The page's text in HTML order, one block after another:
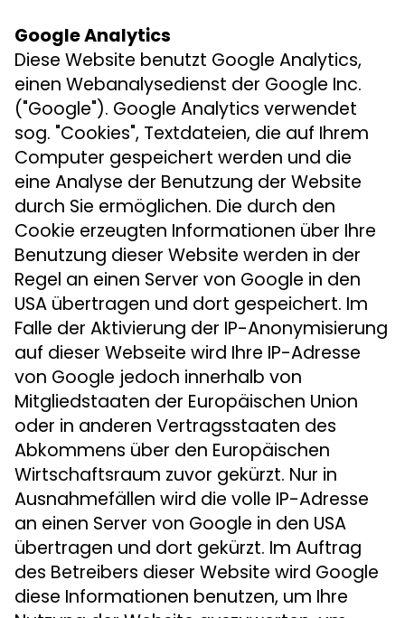
Google Analytics
Diese Website benutzt Google Analytics,
einen Webanalysedienst der Google Inc.
("Google"). Google Analytics verwendet
sog. "Cookies", Textdateien, die auf Ihrem
Computer gespeichert werden und die
eine Analyse der Benutzung der Website
durch Sie ermöglichen. Die durch den
Cookie erzeugten Informationen über Ihre
Benutzung dieser Website werden in der
Regel an einen Server von Google in den
USA übertragen und dort gespeichert. Im
Falle der Aktivierung der IP-Anonymisierung
auf dieser Webseite wird Ihre IP-Adresse
von Google jedoch innerhalb von
Mitgliedstaaten der Europäischen Union
oder in anderen Vertragsstaaten des
Abkommens über den Europäischen
Wirtschaftsraum zuvor gekürzt. Nur in
Ausnahmefällen wird die volle IP-Adresse
an einen Server von Google in den USA
übertragen und dort gekürzt. Im Auftrag
des Betreibers dieser Website wird Google
diese Informationen benutzen, um Ihre